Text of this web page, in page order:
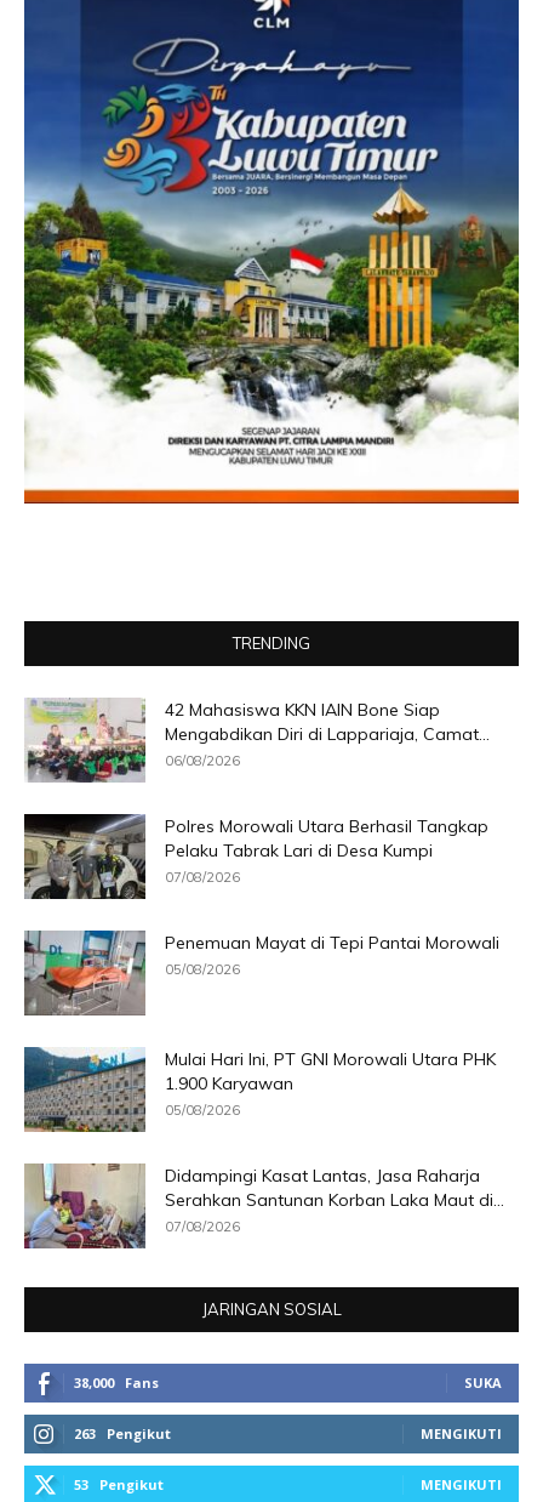
TRENDING
42 Mahasiswa KKN IAIN Bone Siap
Mengabdikan Diri di Lappariaja, Camat...
06/08/2026
Polres Morowali Utara Berhasil Tangkap
Pelaku Tabrak Lari di Desa Kumpi
07/08/2026
Penemuan Mayat di Tepi Pantai Morowali
05/08/2026
Mulai Hari Ini, PT GNI Morowali Utara PHK
1.900 Karyawan
05/08/2026
Didampingi Kasat Lantas, Jasa Raharja
Serahkan Santunan Korban Laka Maut di...
07/08/2026
JARINGAN SOSIAL
38,000 Fans SUKA
263 Pengikut MENGIKUTI
53 Pengikut MENGIKUTI